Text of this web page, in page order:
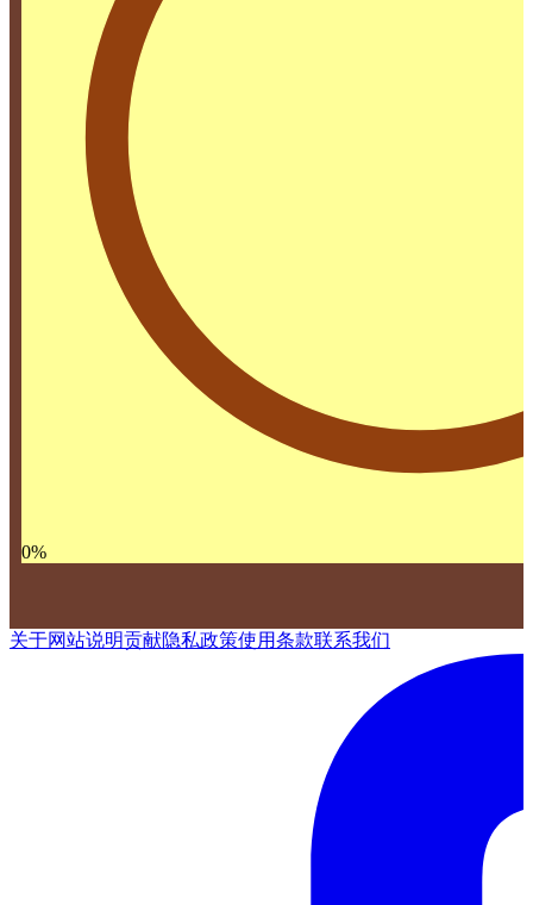
0%
关于网站说明贡献隐私政策使用条款联系我们